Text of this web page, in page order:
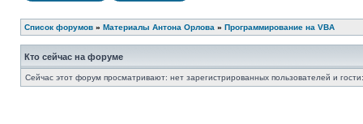
Список форумов » Материалы Антона Орлова » Программирование на VBA
Кто сейчас на форуме
Сейчас этот форум просматривают: нет зарегистрированных пользователей и